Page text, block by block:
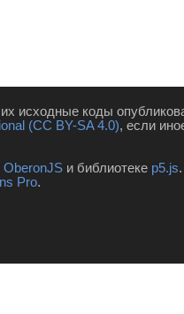
исходные коды
(CC BY-SA 4.0), если
OberonJS и библиотеке p5.js
Pro.